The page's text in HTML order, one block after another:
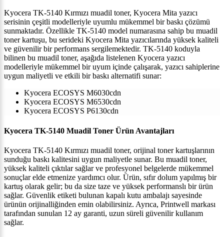
Kyocera TK-5140 Kırmızı muadil toner, Kyocera Mita yazıcı
serisinin çeşitli modelleriyle uyumlu mükemmel bir baskı çözümü
sunmaktadır. Özellikle TK-5140 model numarasına sahip bu muadil
toner kartuşu, bu serideki Kyocera Mita yazıcılarında yüksek kaliteli
ve güvenilir bir performans sergilemektedir. TK-5140 koduyla
bilinen bu muadil toner, aşağıda listelenen Kyocera yazıcı
modelleriyle mükemmel bir uyum içinde çalışarak, yazıcı sahiplerine
uygun maliyetli ve etkili bir baskı alternatifi sunar:
Kyocera ECOSYS M6030cdn
Kyocera ECOSYS M6530cdn
Kyocera ECOSYS P6130cdn
Kyocera TK-5140 Muadil Toner Ürün Avantajları
Kyocera TK-5140 Kırmızı muadil toner, orijinal toner kartuşlarının
sunduğu baskı kalitesini uygun maliyetle sunar. Bu muadil toner,
yüksek kaliteli çıktılar sağlar ve profesyonel belgelerde mükemmel
sonuçlar elde etmenize yardımcı olur. Ürün, sıfır dolum yapılmış bir
kartuş olarak gelir; bu da size taze ve yüksek performanslı bir ürün
sağlar. Güvenlik etiketi bulunan kapalı kutu ambalajı sayesinde
ürünün orijinalliğinden emin olabilirsiniz. Ayrıca, Printwell markası
tarafından sunulan 12 ay garanti, uzun süreli güvenilir kullanım
sağlar.